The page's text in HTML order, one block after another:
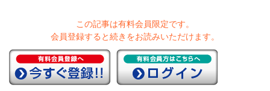
この記事は有料会員限定です。
会員登録すると続きをお読みいただけます。